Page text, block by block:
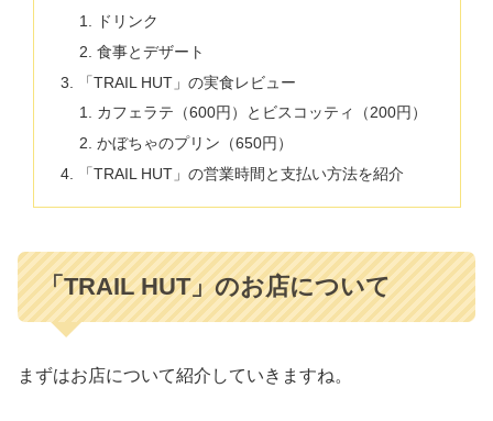
ドリンク
食事とデザート
「TRAIL HUT」の実食レビュー
カフェラテ（600円）とビスコッティ（200円）
かぼちゃのプリン（650円）
「TRAIL HUT」の営業時間と支払い方法を紹介
「TRAIL HUT」のお店について
まずはお店について紹介していきますね。